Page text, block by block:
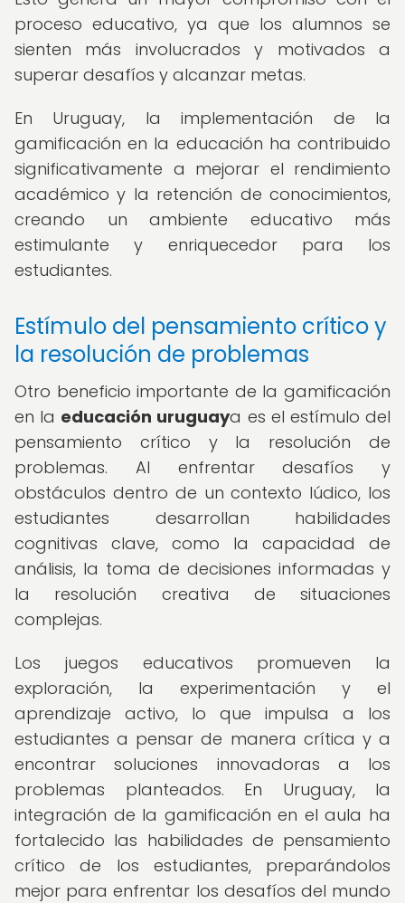
proceso educativo, ya que los alumnos se
sienten más involucrados y motivados a
superar desafíos y alcanzar metas.
En Uruguay, la implementación de la
gamificación en la educación ha contribuido
significativamente a mejorar el rendimiento
académico y la retención de conocimientos,
creando un ambiente educativo más
estimulante y enriquecedor para los
estudiantes.
Estímulo del pensamiento crítico y
la resolución de problemas
Otro beneficio importante de la gamificación
en la educación uruguaya es el estímulo del
pensamiento crítico y la resolución de
problemas. Al enfrentar desafíos y
obstáculos dentro de un contexto lúdico, los
estudiantes desarrollan habilidades
cognitivas clave, como la capacidad de
análisis, la toma de decisiones informadas y
la resolución creativa de situaciones
complejas.
Los juegos educativos promueven la
exploración, la experimentación y el
aprendizaje activo, lo que impulsa a los
estudiantes a pensar de manera crítica y a
encontrar soluciones innovadoras a los
problemas planteados. En Uruguay, la
integración de la gamificación en el aula ha
fortalecido las habilidades de pensamiento
crítico de los estudiantes, preparándolos
mejor para enfrentar los desafíos del mundo